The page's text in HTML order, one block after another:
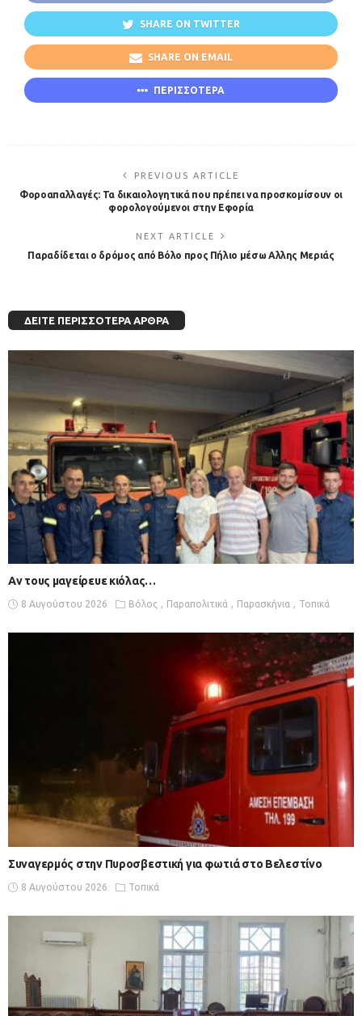
SHARE ON TWITTER
SHARE ON EMAIL
ΠΕΡΙΣΣΟΤΕΡΑ
PREVIOUS ARTICLE
Φοροαπαλλαγές: Τα δικαιολογητικά που πρέπει να προσκομίσουν οι
φορολογούμενοι στην Εφορία
NEXT ARTICLE
Παραδίδεται ο δρόμος από Βόλο προς Πήλιο μέσω Αλλης Μεριάς
ΔΕΊΤΕ ΠΕΡΙΣΣΌΤΕΡΑ ΆΡΘΡΑ
Αν τους μαγείρευε κιόλας…
8 Αυγούστου 2026 Βόλος Παραπολιτικά Παρασκήνια Τοπικά
Συναγερμός στην Πυροσβεστική για φωτιά στο Βελεστίνο
8 Αυγούστου 2026 Τοπικά